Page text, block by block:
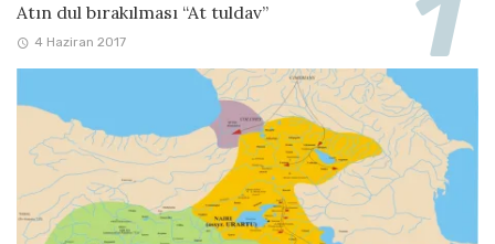
Atın dul bırakılması “At tuldav”
4 Haziran 2017